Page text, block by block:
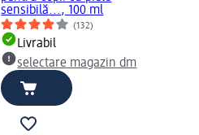
sensibilă..., 100 ml
(132)
Livrabil
selectare magazin dm